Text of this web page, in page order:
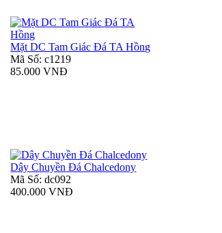
Mặt DC Tam Giác Đá TA Hồng
Mã Số: c1219
85.000 VNĐ
Dây Chuyền Đá Chalcedony
Mã Số: dc092
400.000 VNĐ